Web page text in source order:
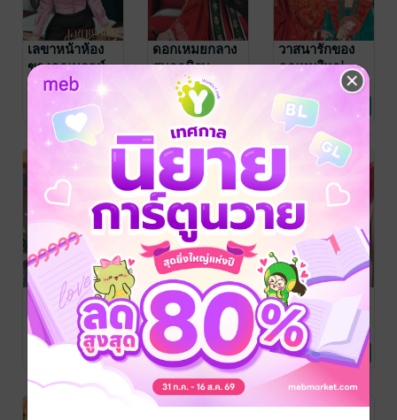
เลขาหน้าห้อง
ของคุณนรุตม์
นงพะงา/เมฆาสี
ครามขาว
ครามขาว
นิยายโรมานซ์
2 Rating
ดอกเหมยกลาง
สมรภูมิรบ
เมฆาสีครามขาว/
นงพะงา/ เมฆสี
ครามขาว
นิยายรักจีนโบราณ
1 Rating
วาสนารักของ
คุณหนูใหญ่
หยาง
เมฆาสีครามขาว/
นงพะงา/ เมฆสี
ครามขาว
นิยายรักจีนโบราณ
1 Rating
ข้าคือนางร้ายที่
ทะลุมิติมาเป็น
นางเอก
เมฆาสีครามขาว/
นงพะงา/ เมฆสี
นิยายรักจีนโบราณ
ฮูหยินผู้นี้ขอคืน
หนังสือหย่าให้
กับท่านแม่ทัพ
เมฆาสีครามขาว/
นงพะงา/ เมฆสี
ครามขาว
นิยายรักจีนโบราณ
4 Rating
พันธะร้ายแสน
รัก
เมฆาสีครามขาว/
นงพะงา / เมฆสี
ครามขาว
นิยายรัก
1 Rating